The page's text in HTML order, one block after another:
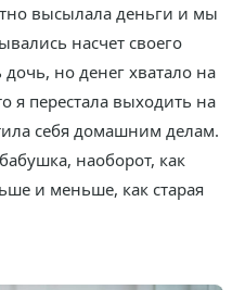
высылала деньги и мы
насчет своего
но денег хватало на
я перестала выходить на
себя домашним делам.
наоборот, как
и меньше, как старая